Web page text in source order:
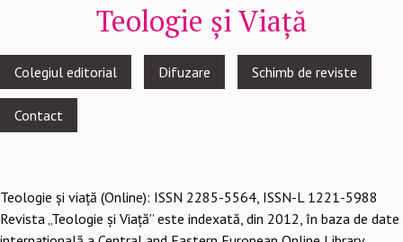
Teologie și Viață
Footer
menu
Colegiul editorial Difuzare Schimb de reviste
Contact
Teologie şi viaţă (Online): ISSN 2285-5564, ISSN-L 1221-5988
Revista „Teologie și Viață” este indexată, din 2012, în baza de date